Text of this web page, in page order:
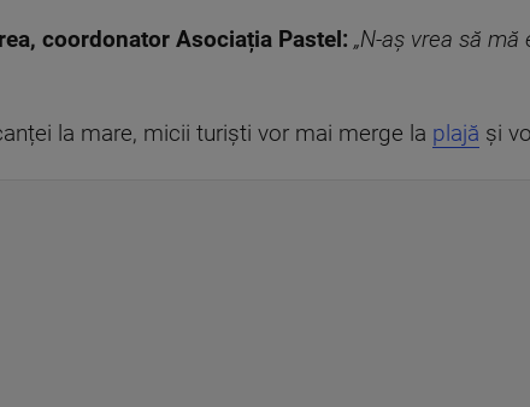
coordonator Asociația Pastel: „N-aș vrea să
la mare, micii turiști vor mai merge la plajă și